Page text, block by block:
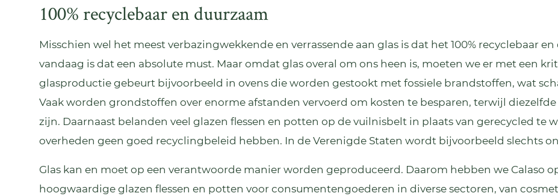
100% recyclebaar en duurzaam
Misschien wel het meest verbazingwekkende en verrassende aan glas is dat het 100% recyclebaar
vandaag is dat een absolute must. Maar omdat glas overal om ons heen is, moeten we er met een
glasproductie gebeurt bijvoorbeeld in ovens die worden gestookt met fossiele brandstoffen, wat
Vaak worden grondstoffen over enorme afstanden vervoerd om kosten te besparen, terwijl
zijn. Daarnaast belanden veel glazen flessen en potten op de vuilnisbelt in plaats van gerecycled te
overheden geen goed recyclingbeleid hebben. In de Verenigde Staten wordt bijvoorbeeld slechts
Glas kan en moet op een verantwoorde manier worden geproduceerd. Daarom hebben we Calaso
hoogwaardige glazen flessen en potten voor consumentengoederen in diverse sectoren, van